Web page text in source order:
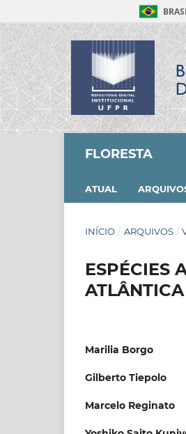
FLORESTA
ATUAL
INÍCIO / ARQUIVOS /
ESPÉCIES
Marilia Borgo
Gilberto Tiepolo
Marcelo Reginato